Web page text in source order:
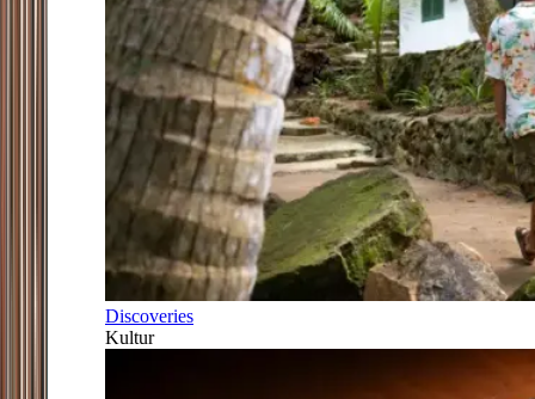
Discoveries
Kultur